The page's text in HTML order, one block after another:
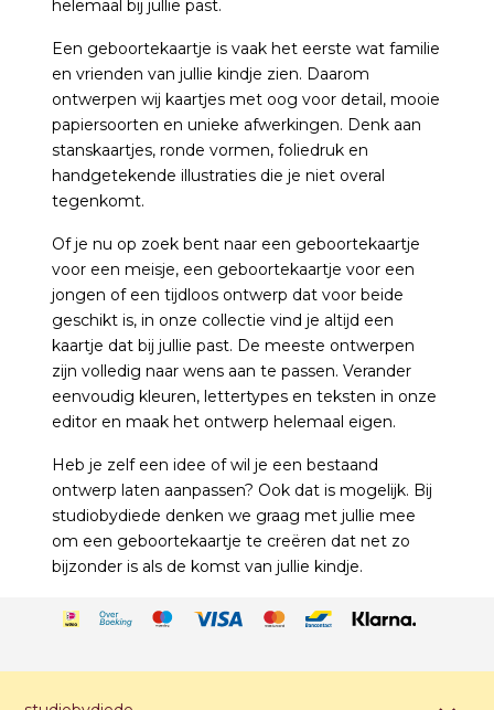
helemaal bij jullie past.
Een geboortekaartje is vaak het eerste wat familie
en vrienden van jullie kindje zien. Daarom
ontwerpen wij kaartjes met oog voor detail, mooie
papiersoorten en unieke afwerkingen. Denk aan
stanskaartjes, ronde vormen, foliedruk en
handgetekende illustraties die je niet overal
tegenkomt.
Of je nu op zoek bent naar een geboortekaartje
voor een meisje, een geboortekaartje voor een
jongen of een tijdloos ontwerp dat voor beide
geschikt is, in onze collectie vind je altijd een
kaartje dat bij jullie past. De meeste ontwerpen
zijn volledig naar wens aan te passen. Verander
eenvoudig kleuren, lettertypes en teksten in onze
editor en maak het ontwerp helemaal eigen.
Heb je zelf een idee of wil je een bestaand
ontwerp laten aanpassen? Ook dat is mogelijk. Bij
studiobydiede denken we graag met jullie mee
om een geboortekaartje te creëren dat net zo
bijzonder is als de komst van jullie kindje.